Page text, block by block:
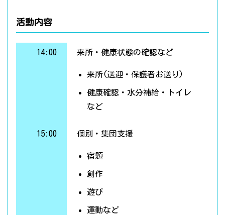
活動内容
14:00 来所・健康状態の確認など
来所(送迎・保護者お送り)
健康確認・水分補給・トイレ
など
15:00 個別・集団支援
宿題
創作
遊び
運動など